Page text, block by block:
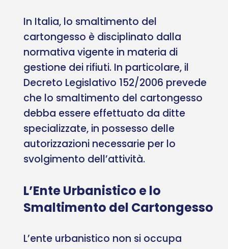
In Italia, lo smaltimento del
cartongesso è disciplinato dalla
normativa vigente in materia di
gestione dei rifiuti. In particolare, il
Decreto Legislativo 152/2006 prevede
che lo smaltimento del cartongesso
debba essere effettuato da ditte
specializzate, in possesso delle
autorizzazioni necessarie per lo
svolgimento dell’attività.
L’Ente Urbanistico e lo
Smaltimento del Cartongesso
L’ente urbanistico non si occupa